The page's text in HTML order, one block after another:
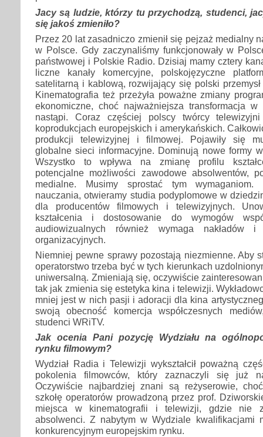
Jacy są ludzie, którzy tu przychodzą, studenci,
się jakoś zmieniło?
Przez 20 lat zasadniczo zmienił się pejzaż medialny
w Polsce. Gdy zaczynaliśmy funkcjonowały w
państwowej i Polskie Radio. Dzisiaj mamy cztery
liczne kanały komercyjne, polskojęzyczne
satelitarną i kablową, rozwijający się polski
Kinematografia też przeżyła poważne zmiany
ekonomiczne, choć najważniejsza transformacja
nastąpi. Coraz częściej polscy twórcy
koprodukcjach europejskich i amerykańskich.
produkcji telewizyjnej i filmowej. Pojawiły się
globalne sieci informacyjne. Dominują nowe formy
Wszystko to wpływa na zmianę profilu
potencjalne możliwości zawodowe absolwentów,
medialne. Musimy sprostać tym wymaganiom.
nauczania, otwieramy studia podyplomowe w
dla producentów filmowych i telewizyjnych.
kształcenia i dostosowanie do wymogów
audiowizualnych również wymaga nakładów i
organizacyjnych.
Niemniej pewne sprawy pozostają niezmienne. Aby
operatorstwo trzeba być w tych kierunkach
uniwersalną. Zmieniają się, oczywiście
tak jak zmienia się estetyka kina i telewizji.
mniej jest w nich pasji i adoracji dla kina
swoją obecność komercja współczesnych
studenci WRiTV.
Jak ocenia Pani pozycję Wydziału na
rynku filmowym?
Wydział Radia i Telewizji wykształcił poważną
pokolenia filmowców, który zaznaczyli się już
Oczywiście najbardziej znani są reżyserowie,
szkołę operatorów prowadzoną przez prof.
miejsca w kinematografii i telewizji, gdzie nie
absolwenci. Z nabytym w Wydziale kwalifikacjami
konkurencyjnym europejskim rynku.